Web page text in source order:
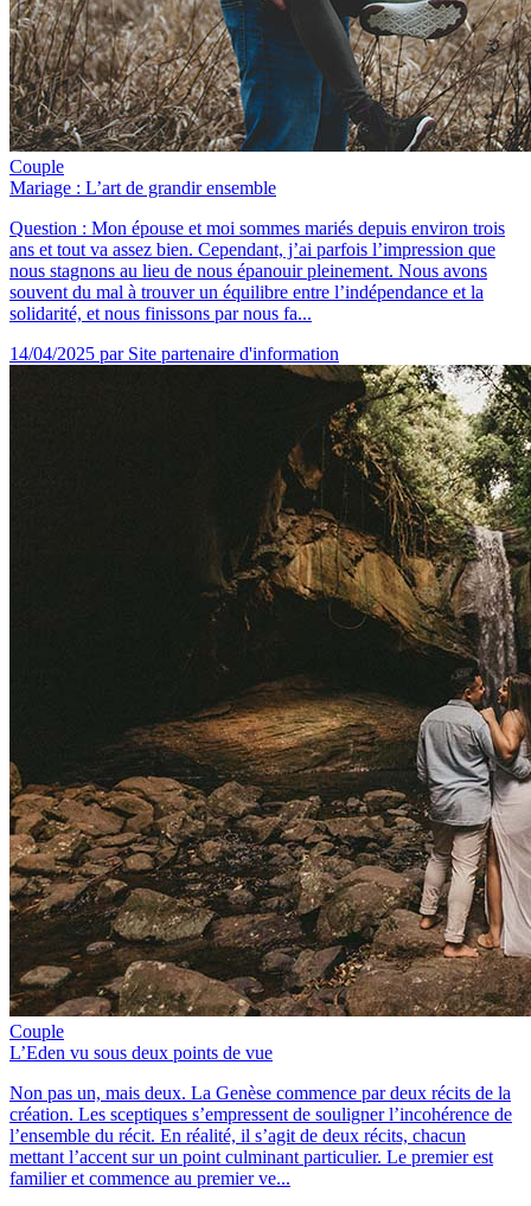
Couple
Mariage : L’art de grandir ensemble
Question : Mon épouse et moi sommes mariés depuis environ trois
ans et tout va assez bien. Cependant, j’ai parfois l’impression que
nous stagnons au lieu de nous épanouir pleinement. Nous avons
souvent du mal à trouver un équilibre entre l’indépendance et la
solidarité, et nous finissons par nous fa...
14/04/2025 par Site partenaire d'information
Couple
L’Eden vu sous deux points de vue
Non pas un, mais deux. La Genèse commence par deux récits de la
création. Les sceptiques s’empressent de souligner l’incohérence de
l’ensemble du récit. En réalité, il s’agit de deux récits, chacun
mettant l’accent sur un point culminant particulier. Le premier est
familier et commence au premier ve...